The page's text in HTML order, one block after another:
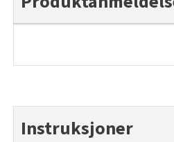
Instruksjoner